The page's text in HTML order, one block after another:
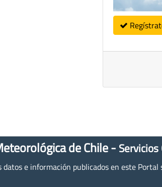
de Chile -
datos e información publicados en este